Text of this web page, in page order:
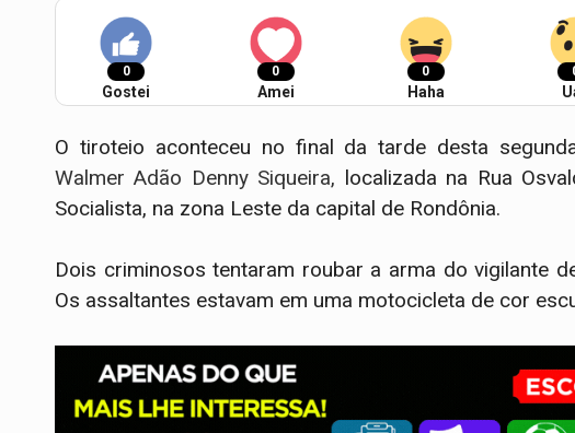
0
Gostei
0
Amei
0
Haha
O tiroteio aconteceu no final da tarde desta
Walmer Adão Denny Siqueira, localizada na Rua
Socialista, na zona Leste da capital de Rondônia.
Dois criminosos tentaram roubar a arma do vigilante
Os assaltantes estavam em uma motocicleta de cor